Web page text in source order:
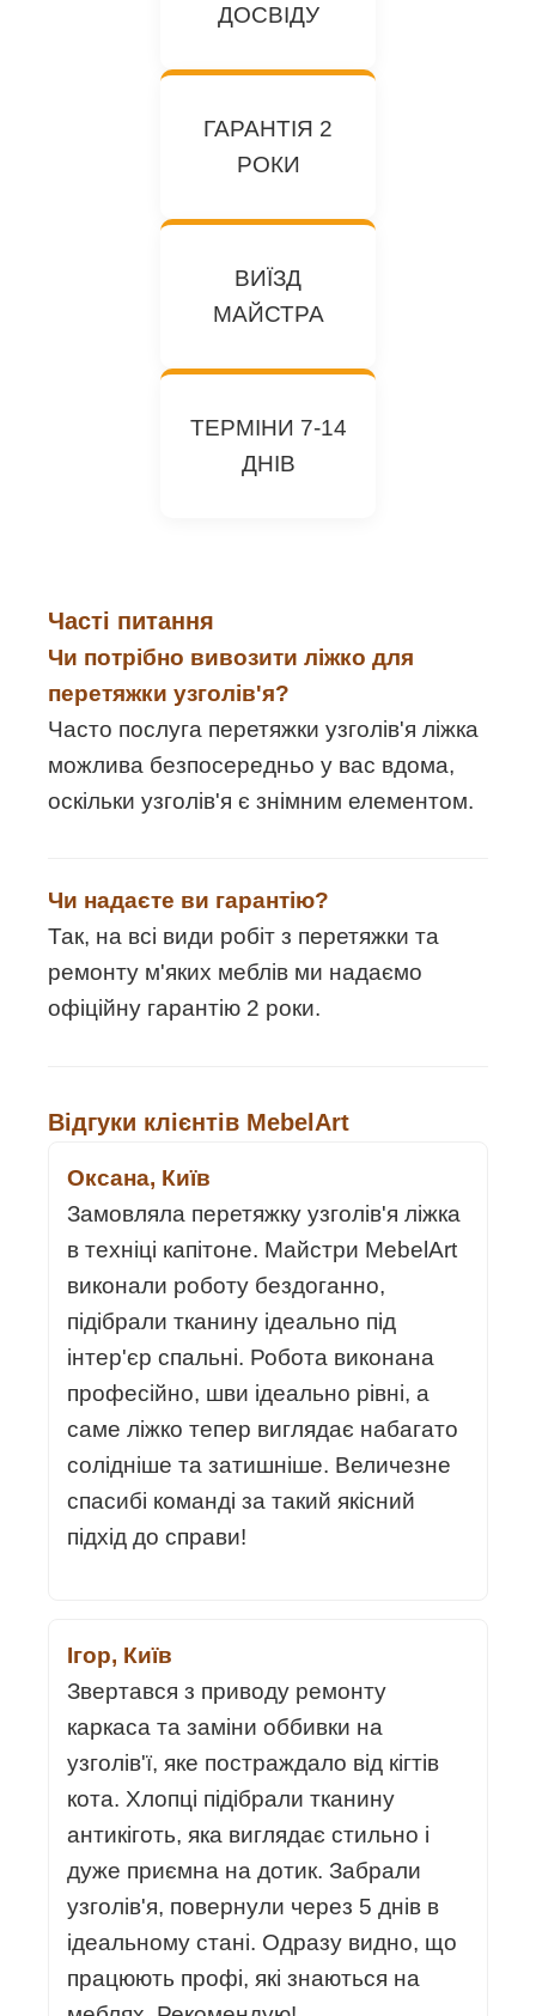
ДОСВІДУ
ГАРАНТІЯ 2
РОКИ
ВИЇЗД
МАЙСТРА
ТЕРМІНИ 7-14
ДНІВ
Часті питання
Чи потрібно вивозити ліжко для
перетяжки узголів'я?
Часто послуга перетяжки узголів'я ліжка
можлива безпосередньо у вас вдома,
оскільки узголів'я є знімним елементом.
Чи надаєте ви гарантію?
Так, на всі види робіт з перетяжки та
ремонту м'яких меблів ми надаємо
офіційну гарантію 2 роки.
Відгуки клієнтів MebelArt
Оксана, Київ
Замовляла перетяжку узголів'я ліжка
в техніці капітоне. Майстри MebelArt
виконали роботу бездоганно,
підібрали тканину ідеально під
інтер'єр спальні. Робота виконана
професійно, шви ідеально рівні, а
саме ліжко тепер виглядає набагато
солідніше та затишніше. Величезне
спасибі команді за такий якісний
підхід до справи!
Ігор, Київ
Звертався з приводу ремонту
каркаса та заміни оббивки на
узголів'ї, яке постраждало від кігтів
кота. Хлопці підібрали тканину
антикіготь, яка виглядає стильно і
дуже приємна на дотик. Забрали
узголів'я, повернули через 5 днів в
ідеальному стані. Одразу видно, що
працюють профі, які знаються на